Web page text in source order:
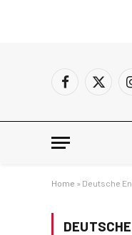
Facebook
X
Home » Deutsche